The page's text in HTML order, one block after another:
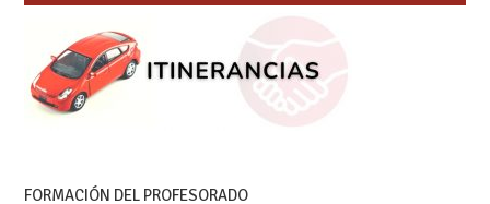
FORMACIÓN DEL PROFESORADO